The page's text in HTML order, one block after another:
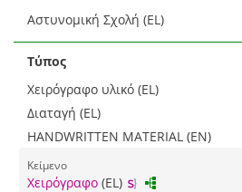
Αστυνομική Σχολή (EL)
Τύπος
Χειρόγραφο υλικό (EL)
Διαταγή (EL)
HANDWRITTEN MATERIAL (EN)
Κείμενο
Χειρόγραφο (EL)